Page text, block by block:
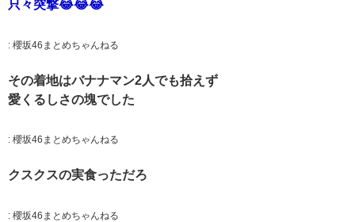
只々突撃😂😂😂
: 櫻坂46まとめちゃんねる
その着地はバナナマン2人でも拾えず
愛くるしさの塊でした
: 櫻坂46まとめちゃんねる
クスクスの実食っただろ
: 櫻坂46まとめちゃんねる